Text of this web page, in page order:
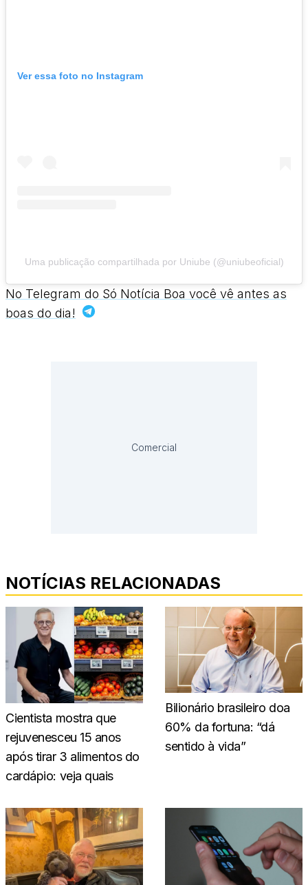
Ver essa foto no Instagram
Uma publicação compartilhada por Uniube (@uniubeoficial)
No Telegram do Só Notícia Boa você vê antes as
boas do dia!
Comercial
NOTÍCIAS RELACIONADAS
Cientista mostra que
rejuvenesceu 15 anos
após tirar 3 alimentos do
cardápio: veja quais
Bilionário brasileiro doa
60% da fortuna: “dá
sentido à vida”